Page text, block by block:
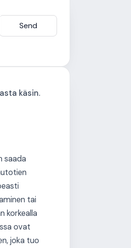
Send
käsin.
saada
tai
korkealla
ovat
joka tuo